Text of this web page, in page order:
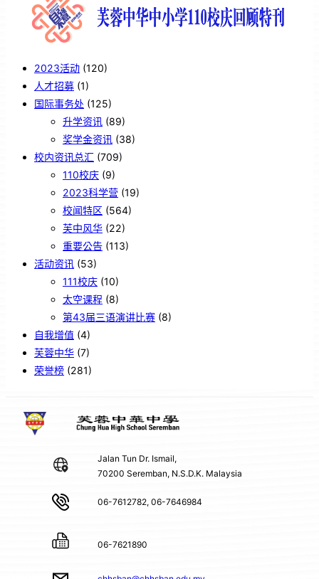
2023活动 (120)
人才招募 (1)
国际事务处 (125)
升学资讯 (89)
奖学金资讯 (38)
校内资讯总汇 (709)
110校庆 (9)
2023科学营 (19)
校闻特区 (564)
芙中风华 (22)
重要公告 (113)
活动资讯 (53)
111校庆 (10)
太空课程 (8)
第43届三语演讲比赛 (8)
自我增值 (4)
芙蓉中华 (7)
荣誉榜 (281)
Jalan Tun Dr. Ismail,
70200 Seremban, N.S.D.K. Malaysia
06-7612782, 06-7646984
06-7621890